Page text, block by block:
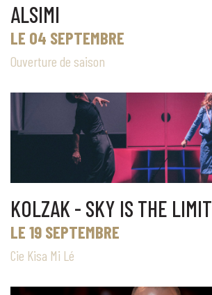
ALSIMI
LE 04 SEPTEMBRE
Ouverture de saison
KOLZAK - SKY IS THE LIMIT
LE 19 SEPTEMBRE
Cie Kisa Mi Lé